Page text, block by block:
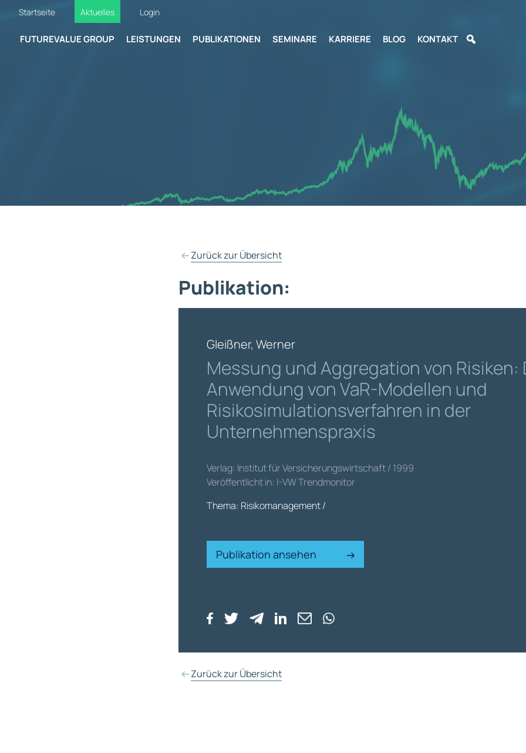
Startseite Aktuelles Login
FUTUREVALUE GROUP LEISTUNGEN PUBLIKATIONEN SEMINARE KARRIERE BLOG KONTAKT
Zurück zur Übersicht
Publikation:
Gleißner, Werner
Messung und Aggregation von Risiken:
Anwendung von VaR-Modellen und
Risikosimulationsverfahren in der
Unternehmenspraxis
Verlag: Institut für Versicherungswirtschaft / 1999
Veröffentlicht in: I-VW Trendmonitor
Thema: Risikomanagement /
Publikation ansehen
Zurück zur Übersicht